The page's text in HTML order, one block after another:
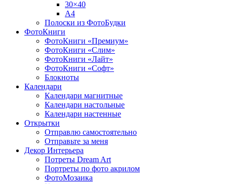
30×40
A4
Полоски из ФотоБудки
ФотоКниги
ФотоКниги «Премиум»
ФотоКниги «Слим»
ФотоКниги «Лайт»
ФотоКниги «Софт»
Блокноты
Календари
Календари магнитные
Календари настольные
Календари настенные
Открытки
Отправлю самостоятельно
Отправьте за меня
Декор Интерьера
Потреты Dream Art
Портреты по фото акрилом
ФотоМозаика